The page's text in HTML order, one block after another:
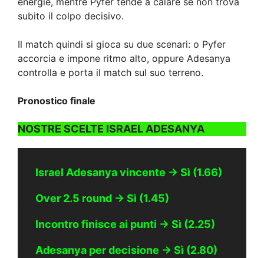
subito il colpo decisivo.
Il match quindi si gioca su due scenari: o Pyfer
accorcia e impone ritmo alto, oppure Adesanya
controlla e porta il match sul suo terreno.
Pronostico finale
NOSTRE SCELTE ISRAEL ADESANYA
Israel Adesanya vincente → Sì (1.66)
Over 2.5 round → Sì (1.45)
Incontro finisce ai punti → Sì (2.25)
Adesanya per decisione → Sì (2.80)